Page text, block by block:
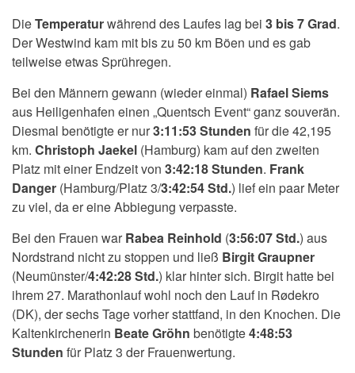
DieTemperaturwährend des Laufes lag bei 3 bis 7 Grad.
Der Westwind kam mit bis zu 50 km Böen und es gab
teilweise etwas Sprühregen.
Bei den Männern gewann (wieder einmal) Rafael Siems
aus Heiligenhafen einen „Quentsch Event“ ganz souverän.
Diesmal benötigte er nur3:11:53 Stunden für die 42,195
km. Christoph Jaekel (Hamburg) kam auf den zweiten
Platz mit einer Endzeit von 3:42:18 Stunden. Frank
Danger (Hamburg/Platz 3/3:42:54 Std.) lief ein paar Meter
zu viel, da er eine Abbiegung verpasste.
Bei den Frauen warRabea Reinhold (3:56:07 Std.) aus
Nordstrand nicht zu stoppen und ließ Birgit Graupner
(Neumünster/4:42:28 Std.) klar hinter sich. Birgit hatte bei
ihrem 27. Marathonlauf wohl noch den Lauf in Rødekro
(DK), der sechs Tage vorher stattfand, in den Knochen. Die
Kaltenkirchenerin Beate Gröhn benötigte4:48:53
Stunden für Platz 3 der Frauenwertung.